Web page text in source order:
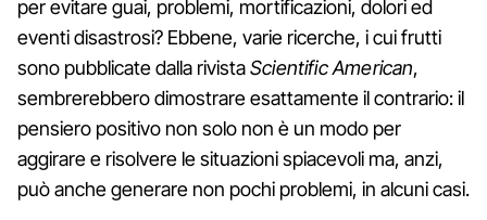
per evitare guai, problemi, mortificazioni, dolori ed
eventi disastrosi? Ebbene, varie ricerche, i cui frutti
sono pubblicate dalla rivistaScientific American,
sembrerebbero dimostrare esattamente il contrario: il
pensiero positivo non solo non è un modo per
aggirare e risolvere le situazioni spiacevoli ma, anzi,
può anche generare non pochi problemi, in alcuni casi.